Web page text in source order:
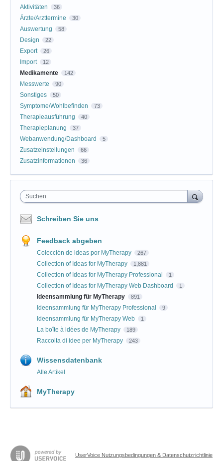
Aktivitäten
36
Ärzte/Arzttermine 30
Auswertung 58
Design 22
Export 26
Import 12
Medikamente 142
Messwerte 90
Sonstiges 50
Symptome/Wohlbefinden 73
Therapieausführung 40
Therapieplanung 37
Webanwendung/Dashboard 5
Zusatzeinstellungen 66
Zusatzinformationen 36
Suchen
Schreiben Sie uns
Feedback abgeben
Colección de ideas por MyTherapy 267
Collection of Ideas for MyTherapy 1,881
Collection of Ideas for MyTherapy Professional 1
Collection of Ideas for MyTherapy Web Dashboard 1
Ideensammlung für MyTherapy 891
Ideensammlung für MyTherapy Professional 9
Ideensammlung für MyTherapy Web 1
La boîte à idées de MyTherapy 189
Raccolta di idee per MyTherapy 243
Wissensdatenbank
Alle Artikel
MyTherapy
UserVoice Nutzungsbedingungen & Datenschutzrichtlinie